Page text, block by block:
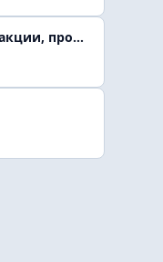
«Палач» | Скидки, акции, промокоды